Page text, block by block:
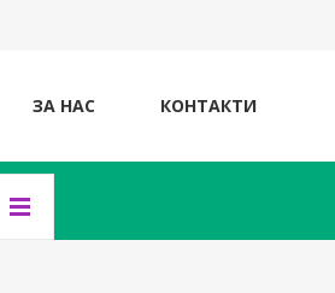
ЗА НАС КОНТАКТИ